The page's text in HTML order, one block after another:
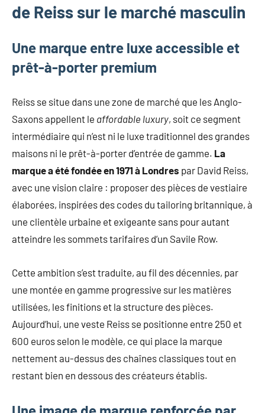
la
féminine
et
encore.
de Reiss sur le marché masculin
Une marque entre luxe accessible et
prêt-à-porter premium
Reiss se situe dans une zone de marché que les Anglo-
Saxons appellent le affordable luxury, soit ce segment
intermédiaire qui n’est ni le luxe traditionnel des grandes
maisons ni le prêt-à-porter d’entrée de gamme. La
marque a été fondée en 1971 à Londres par David Reiss,
avec une vision claire : proposer des pièces de vestiaire
élaborées, inspirées des codes du tailoring britannique, à
une clientèle urbaine et exigeante sans pour autant
atteindre les sommets tarifaires d’un Savile Row.
Cette ambition s’est traduite, au fil des décennies, par
une montée en gamme progressive sur les matières
utilisées, les finitions et la structure des pièces.
Aujourd’hui, une veste Reiss se positionne entre 250 et
600 euros selon le modèle, ce qui place la marque
nettement au-dessus des chaînes classiques tout en
restant bien en dessous des créateurs établis.